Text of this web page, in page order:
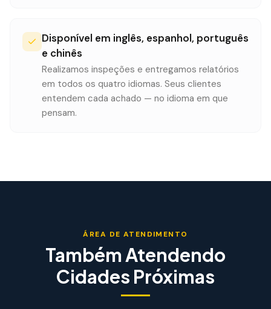
Disponível em inglês, espanhol, português
e chinês
Realizamos inspeções e entregamos relatórios
em todos os quatro idiomas. Seus clientes
entendem cada achado — no idioma em que
pensam.
ÁREA DE ATENDIMENTO
Também Atendendo
Cidades Próximas